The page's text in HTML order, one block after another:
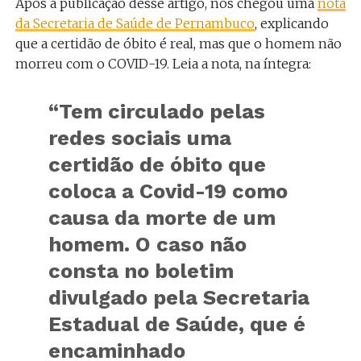
Após a publicação desse artigo, nos chegou uma nota
da Secretaria de Saúde de Pernambuco, explicando
que a certidão de óbito é real, mas que o homem não
morreu com o COVID-19. Leia a nota, na íntegra:
“Tem circulado pelas
redes sociais uma
certidão de óbito que
coloca a Covid-19 como
causa da morte de um
homem. O caso não
consta no boletim
divulgado pela Secretaria
Estadual de Saúde, que é
encaminhado